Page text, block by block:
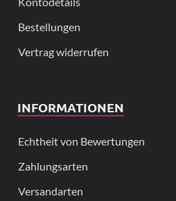
Bestellungen
Vertrag widerrufen
INFORMATIONEN
Echtheit von Bewertungen
Zahlungsarten
Versandarten